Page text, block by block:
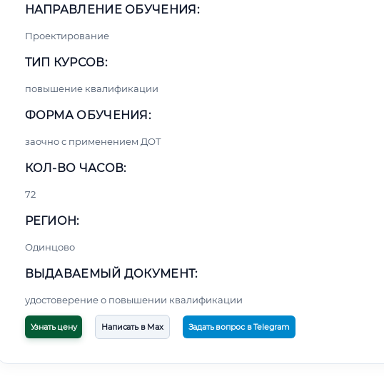
НАПРАВЛЕНИЕ ОБУЧЕНИЯ:
Проектирование
ТИП КУРСОВ:
повышение квалификации
ФОРМА ОБУЧЕНИЯ:
заочно с применением ДОТ
КОЛ-ВО ЧАСОВ:
72
РЕГИОН:
Одинцово
ВЫДАВАЕМЫЙ ДОКУМЕНТ:
удостоверение о повышении квалификации
Узнать цену Написать в Max Задать вопрос в Telegram